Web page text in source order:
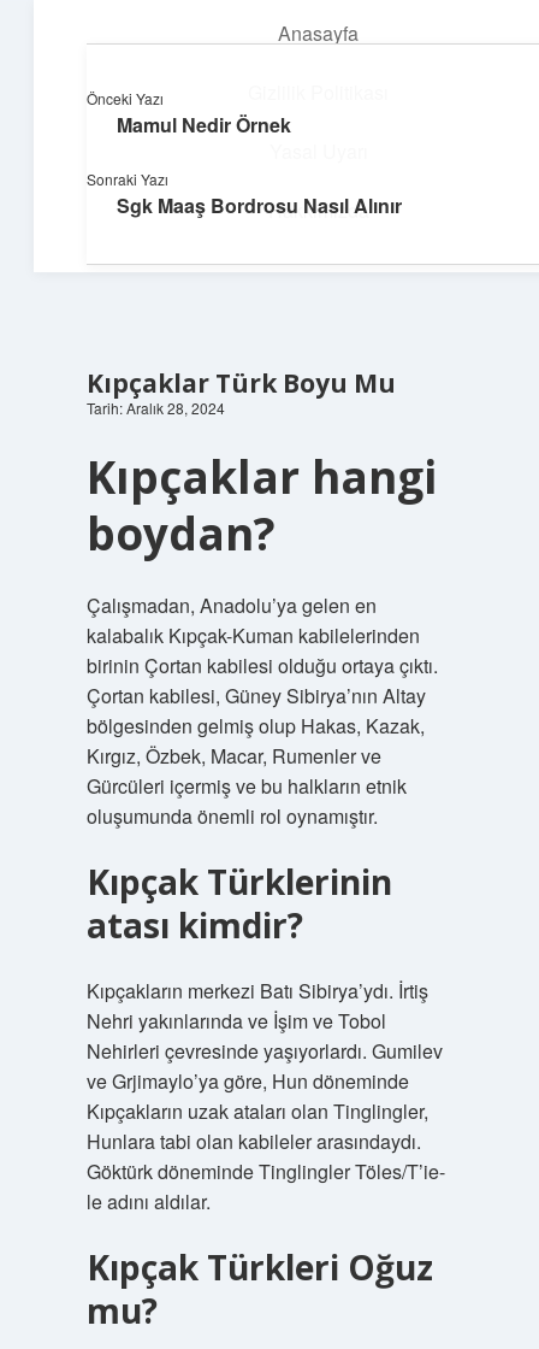
Anasayfa
Hakkımızda
Hızlı hikayelerle gününü şenlendir!
Kıpçaklar Türk Boyu Mu
Tarih: Aralık 28, 2024
Kıpçaklar hangi
boydan?
Çalışmadan, Anadolu’ya gelen en
kalabalık Kıpçak-Kuman kabilelerinden
birinin Çortan kabilesi olduğu ortaya çıktı.
Çortan kabilesi, Güney Sibirya’nın Altay
bölgesinden gelmiş olup Hakas, Kazak,
Kırgız, Özbek, Macar, Rumenler ve
Gürcüleri içermiş ve bu halkların etnik
oluşumunda önemli rol oynamıştır.
Kıpçak Türklerinin
atası kimdir?
Kıpçakların merkezi Batı Sibirya’ydı. İrtiş
Nehri yakınlarında ve İşim ve Tobol
Nehirleri çevresinde yaşıyorlardı. Gumilev
ve Grjimaylo’ya göre, Hun döneminde
Kıpçakların uzak ataları olan Tinglingler,
Hunlara tabi olan kabileler arasındaydı.
Göktürk döneminde Tinglingler Töles/T’ie-
le adını aldılar.
Kıpçak Türkleri Oğuz
mu?
Önceki Yazı
Mamul Nedir Örnek
Sonraki Yazı
Sgk Maaş Bordrosu Nasıl Alınır